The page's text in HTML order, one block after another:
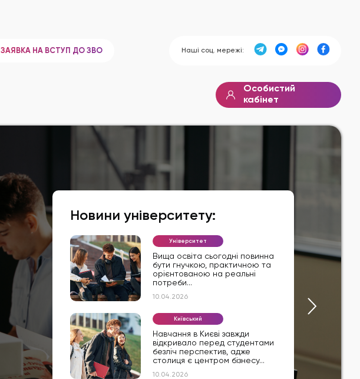
ЗАЯВКА НА ВСТУП ДО ЗВО Наші соц. мережі:
Особистий
кабінет
Новини університету:
Університет
Вища освіта сьогодні повинна
бути гнучкою, практичною та
орієнтованою на реальні
потреби...
10.04.2026
Київський
Навчання в Києві завжди
відкривало перед студентами
безліч перспектив, адже
столиця є центром бізнесу...
10.04.2026